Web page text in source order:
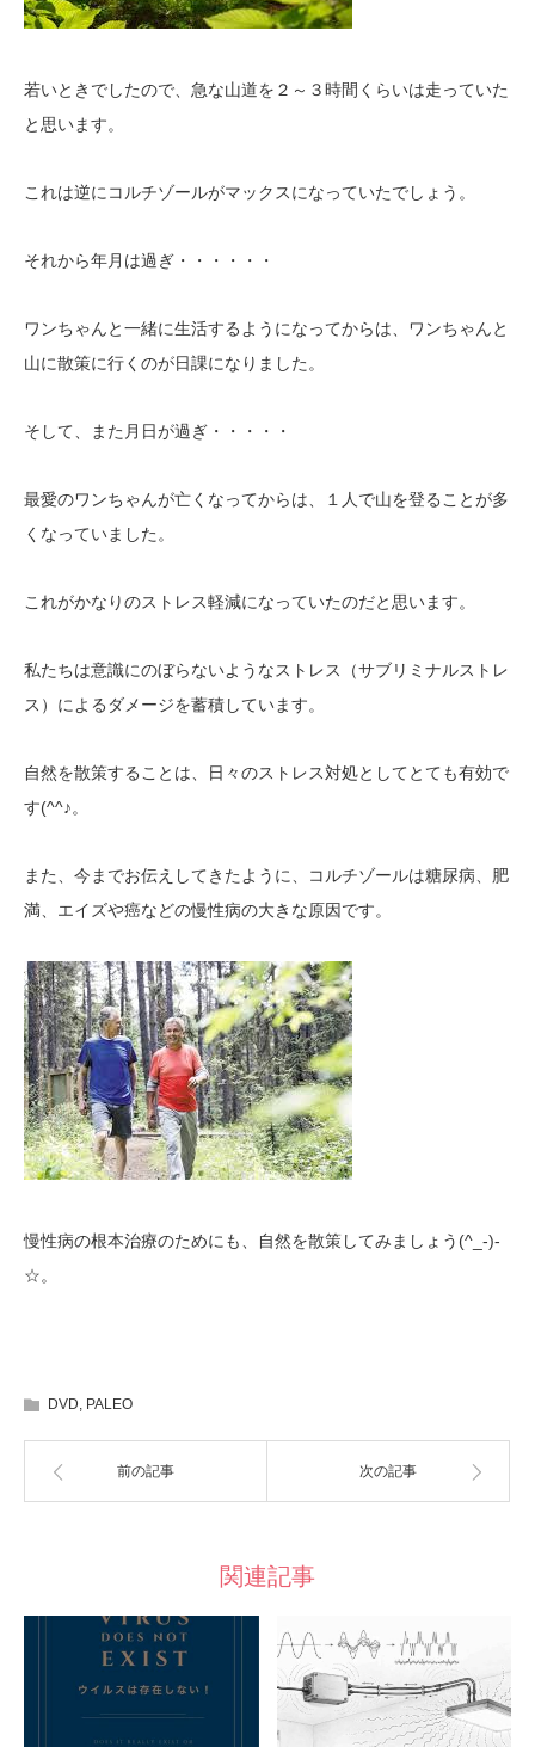
若いときでしたので、急な山道を２～３時間くらいは走っていた
と思います。
これは逆にコルチゾールがマックスになっていたでしょう。
それから年月は過ぎ・・・・・・
ワンちゃんと一緒に生活するようになってからは、ワンちゃんと
山に散策に行くのが日課になりました。
そして、また月日が過ぎ・・・・・
最愛のワンちゃんが亡くなってからは、１人で山を登ることが多
くなっていました。
これがかなりのストレス軽減になっていたのだと思います。
私たちは意識にのぼらないようなストレス（サブリミナルストレ
ス）によるダメージを蓄積しています。
自然を散策することは、日々のストレス対処としてとても有効で
す(^^♪。
また、今までお伝えしてきたように、コルチゾールは糖尿病、肥
満、エイズや癌などの慢性病の大きな原因です。
慢性病の根本治療のためにも、自然を散策してみましょう (^_-)-
☆。
DVD PALEO
前の記事 次の記事
関連記事